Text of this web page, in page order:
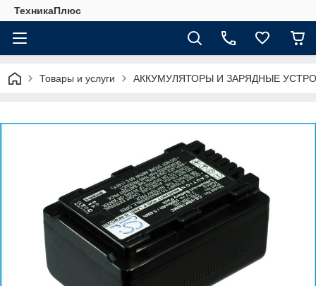
ТехникаПлюс
Товары и услуги АККУМУЛЯТОРЫ И ЗАРЯДНЫЕ